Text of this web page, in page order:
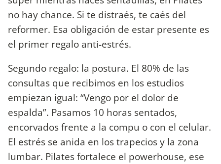
no hay chance. Si te distraés, te caés del
reformer. Esa obligación de estar presente es
el primer regalo anti-estrés.
Segundo regalo: la postura. El 80% de las
consultas que recibimos en los estudios
empiezan igual: “Vengo por el dolor de
espalda”. Pasamos 10 horas sentados,
encorvados frente a la compu o con el celular.
El estrés se anida en los trapecios y la zona
lumbar. Pilates fortalece el powerhouse, ese